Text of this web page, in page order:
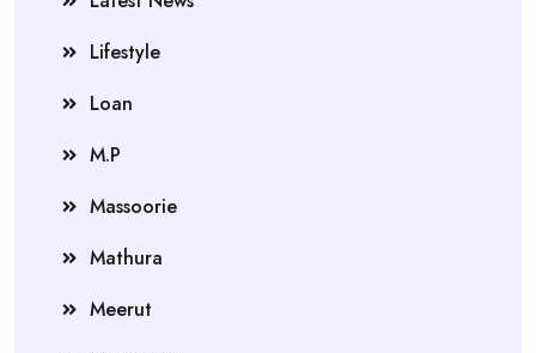
Lifestyle
Loan
M.P
Massoorie
Mathura
Meerut